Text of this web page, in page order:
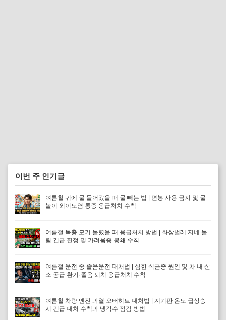
이번 주 인기글
여름철 귀에 물 들어갔을 때 물 빼는 법 | 면봉 사용 금지 및 물
놀이 외이도염 통증 응급처치 수칙
여름철 독충 모기 물렸을 때 응급처치 방법 | 화상벌레 지네 물
림 긴급 진정 및 가려움증 봉쇄 수칙
여름철 운전 중 졸음운전 대처법 | 심한 식곤증 원인 및 차 내 산
소 공급 환기·졸음 퇴치 응급처치 수칙
여름철 차량 엔진 과열 오버히트 대처법 | 계기판 온도 급상승
시 긴급 대처 수칙과 냉각수 점검 방법